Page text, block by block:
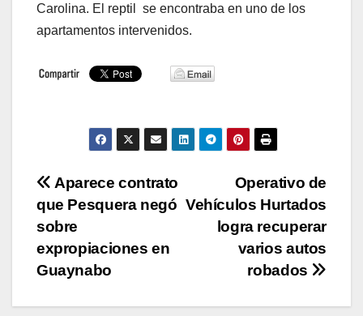
Carolina. El reptil se encontraba en uno de los
apartamentos intervenidos.
Navegación
de
entradas
Operativo de
Vehículos Hurtados
logra recuperar
varios autos
robados
Aparece contrato
que Pesquera negó
sobre
expropiaciones en
Guaynabo